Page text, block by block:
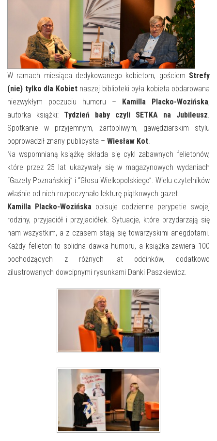
NAJBLIŻSZE WYDARZENIA
WYDARZENIA BIEŻĄCE
WYDARZYŁO SIĘ
NASZA OFERTA
STREFA WIEDZY O REGIONIE
STREFA KOLORU
FORMY STAŁE
NASZE FILIE
POLECANE STRONY
WYDARZENIA KULTURALNE
FOTO
E-INFORMATOR
W ramach miesiąca dedykowanego kobietom, gościem Strefy
(nie) tylko dla Kobietnaszej biblioteki była kobieta obdarowana
niezwykłym poczuciu humoru – Kamilla Placko-Wozińska,
autorka książki: Tydzień baby czyli SETKA na Jubileusz.
Spotkanie w przyjemnym, żartobliwym, gawędziarskim stylu
poprowadził znany publicysta – Wiesław Kot.
Na wspomnianą książkę składa się cykl zabawnych felietonów,
które przez 25 lat ukazywały się w magazynowych wydaniach
“Gazety Poznańskiej” i “Głosu Wielkopolskiego”. Wielu czytelników
właśnie od nich rozpoczynało lekturę piątkowych gazet.
Kamilla Placko-Wozińska opisuje codzienne perypetie swojej
rodziny, przyjaciół i przyjaciółek. Sytuacje, które przydarzają się
nam wszystkim, a z czasem stają się towarzyskimi anegdotami.
Każdy felieton to solidna dawka humoru, a książka zawiera 100
pochodzących z różnych lat odcinków, dodatkowo
zilustrowanych dowcipnymi rysunkami Danki Paszkiewicz.